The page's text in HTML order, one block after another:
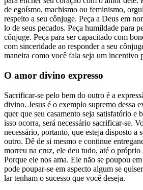
de egoísmo, machismo ou feminismo,
respeito a seu cônjuge. Peça a Deus em
lo de seus pecados. Peça humildade para
cônjuge. Peça para ser capacitado com
com sinceridade ao responder a seu
maneira como você fala seja um incentivo
O amor divino expresso
Sacrificar-se pelo bem do outro é a
divino. Jesus é o exemplo supremo dessa
quer que seu casamento seja satisfatório e
isso ocorra, será necessário sacrificar-se.
necessário, portanto, que esteja disposto a
outro. Dê de si mesmo e continue
morreu na cruz, ele deu tudo, até o próprio
Porque ele nos ama. Ele não se poupou
pode poupar-se em aspecto algum se
lar tenham o sucesso que você deseja.